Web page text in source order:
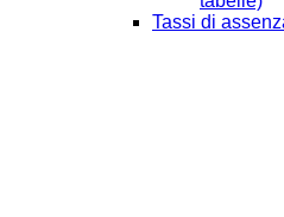
Tassi di